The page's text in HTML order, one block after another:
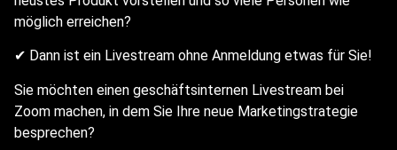
möglich erreichen?
✔︎ Dann ist ein Livestream ohne Anmeldung etwas für Sie!
Sie möchten einen geschäftsinternen Livestream bei
Zoom machen, in dem Sie Ihre neue Marketingstrategie
besprechen?